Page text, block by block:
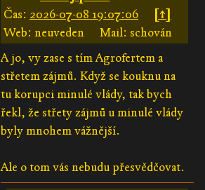
Čas: 2026-07-08 19:07:06
[↑]
Web: neuveden
Mail: schován
A jo, vy zase s tím Agrofertem a
střetem zájmů. Když se kouknu na
tu korupci minulé vlády, tak bych
řekl, že střety zájmů u minulé vlády
byly mnohem vážnější.
Ale o tom vás nebudu přesvědčovat.